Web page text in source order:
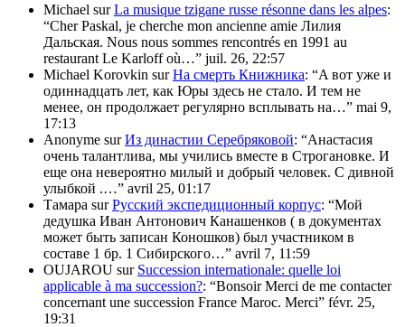
Michael surLa musique tzigane russe résonne dans les alpes:
“Cher Paskal, je cherche mon ancienne amie Лилия
Дальская. Nous nous sommes rencontrés en 1991 au
restaurant Le Karloff où…” juil. 26, 22:57
Michael Korovkin surНа смерть Книжника: “A вот уже и
одиннадцать лет, как Юры здесь не стало. И тем не
менее, он продолжает регулярно всплывать на…” mai 9,
17:13
Anonyme surИз династии Серебряковой: “Анастасия
очень талантлива, мы учились вместе в Строгановке. И
еще она невероятно милый и добрый человек. С дивной
улыбкой .…” avril 25, 01:17
Тамара surРусский экспедиционный корпус: “Мой
дедушка Иван Антонович Канашенков ( в документах
может быть записан Коношков) был участником в
составе 1 бр. 1 Сибирского…” avril 7, 11:59
OUJAROU sur Succession internationale: quelle loi
applicable à ma succession?: “Bonsoir Merci de me contacter
concernant une succession France Maroc. Merci” févr. 25,
19:31